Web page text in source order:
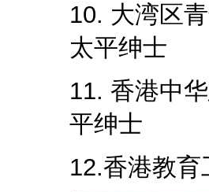
10. 大湾区
太平绅士
11. 香港
平绅士
12.香港教